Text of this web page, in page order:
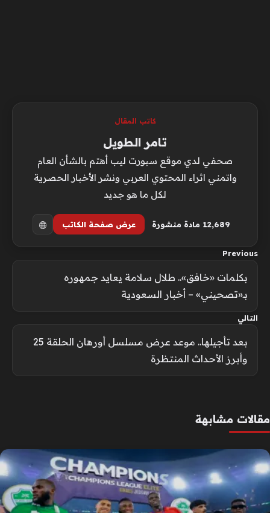
كاتب المقال
تامر الطويل
صحفي لدي موقع سبورت ليب أهتم بالشأن العام
واتمني اثراء المحتوي العربي ونشر الأخبار الحصرية
لكل ما هو جديد
12٬689 مادة منشورة عرض صفحة الكاتب
Previous
بكلمات «خافق».. طلال سلامة يعايد جمهوره
بـ«تصحيني» – أخبار السعودية
التالي
بعد تأجيلها.. موعد عرض مسلسل أورهان الحلقة 25
وأبرز الأحداث المنتظرة
مقالات مشابهة